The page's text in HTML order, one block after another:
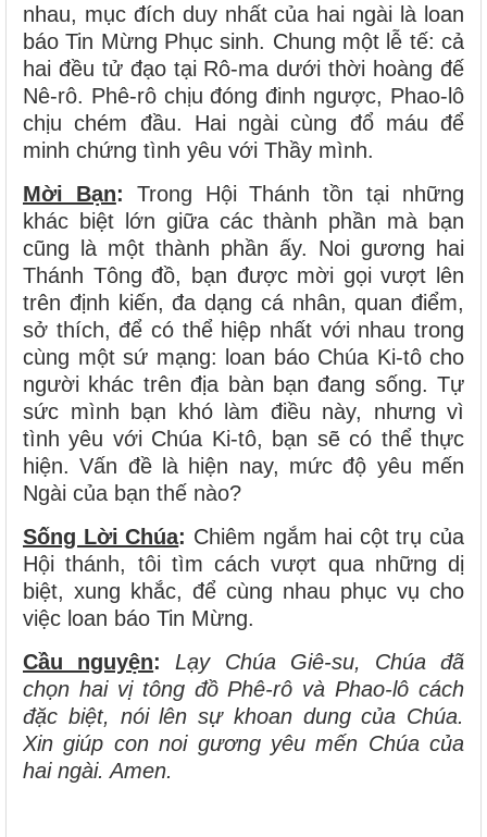
nhau, mục đích duy nhất của hai ngài là loan
báo Tin Mừng Phục sinh. Chung một lễ tế: cả
hai đều tử đạo tại Rô-ma dưới thời hoàng đế
Nê-rô. Phê-rô chịu đóng đinh ngược, Phao-lô
chịu chém đầu. Hai ngài cùng đổ máu để
minh chứng tình yêu với Thầy mình.
Mời Bạn: Trong Hội Thánh tồn tại những
khác biệt lớn giữa các thành phần mà bạn
cũng là một thành phần ấy. Noi gương hai
Thánh Tông đồ, bạn được mời gọi vượt lên
trên định kiến, đa dạng cá nhân, quan điểm,
sở thích, để có thể hiệp nhất với nhau trong
cùng một sứ mạng: loan báo Chúa Ki-tô cho
người khác trên địa bàn bạn đang sống. Tự
sức mình bạn khó làm điều này, nhưng vì
tình yêu với Chúa Ki-tô, bạn sẽ có thể thực
hiện. Vấn đề là hiện nay, mức độ yêu mến
Ngài của bạn thế nào?
Sống Lời Chúa: Chiêm ngắm hai cột trụ của
Hội thánh, tôi tìm cách vượt qua những dị
biệt, xung khắc, để cùng nhau phục vụ cho
việc loan báo Tin Mừng.
Cầu nguyện: Lạy Chúa Giê-su, Chúa đã
chọn hai vị tông đồ Phê-rô và Phao-lô cách
đặc biệt, nói lên sự khoan dung của Chúa.
Xin giúp con noi gương yêu mến Chúa của
hai ngài. Amen.